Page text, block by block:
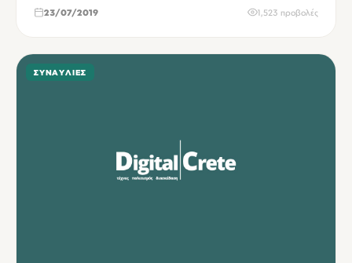
23/07/2019 1,523 προβολές
ΣΥΝΑΥΛΊΕΣ